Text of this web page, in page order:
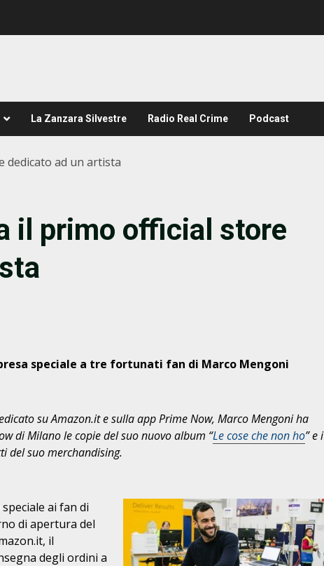
La Zanzara Silvestre Radio Real Crime Podcast
dedicato ad un artista
il primo official store
speciale a tre fortunati fan di Marco Mengoni
su Amazon.it e sulla app Prime Now, Marco Mengoni ha
di Milano le copie del suo nuovo album “Le cose che non ho” e i
del suo merchandising.
ai fan di
di apertura del
il
degli ordini a